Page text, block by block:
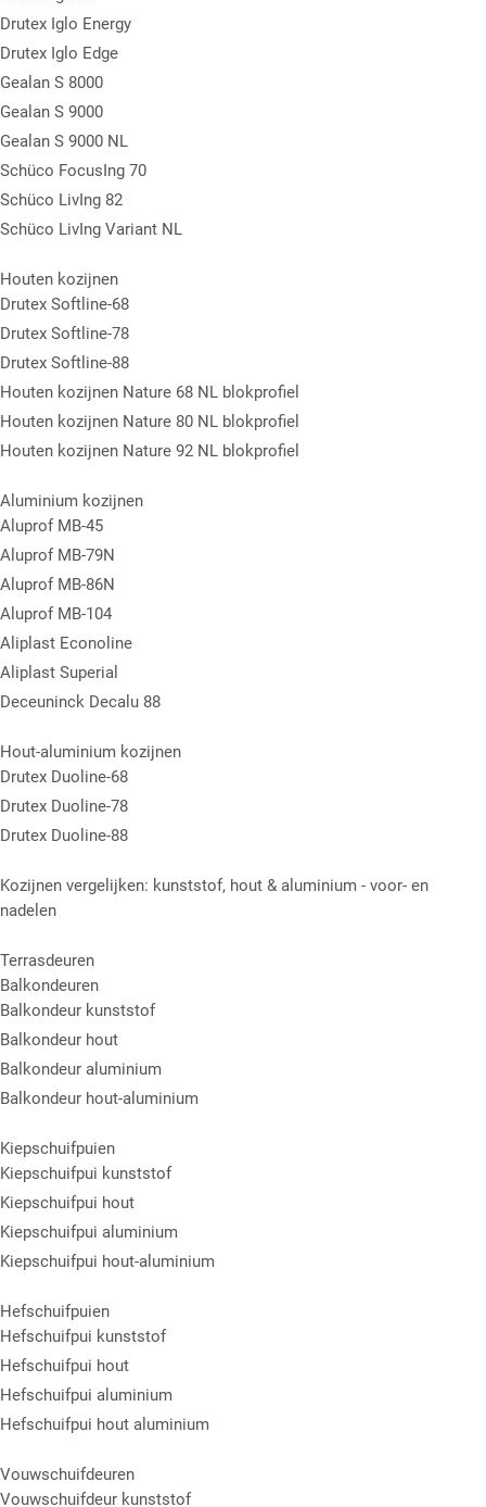
Drutex Iglo Energy
Drutex Iglo Edge
Gealan S 8000
Gealan S 9000
Gealan S 9000 NL
Schüco FocusIng 70
Schüco LivIng 82
Schüco LivIng Variant NL
Houten kozijnen
Drutex Softline-68
Drutex Softline-78
Drutex Softline-88
Houten kozijnen Nature 68 NL blokprofiel
Houten kozijnen Nature 80 NL blokprofiel
Houten kozijnen Nature 92 NL blokprofiel
Aluminium kozijnen
Aluprof MB-45
Aluprof MB-79N
Aluprof MB-86N
Aluprof MB-104
Aliplast Econoline
Aliplast Superial
Deceuninck Decalu 88
Hout-aluminium kozijnen
Drutex Duoline-68
Drutex Duoline-78
Drutex Duoline-88
Kozijnen vergelijken: kunststof, hout & aluminium - voor- en
nadelen
Terrasdeuren
Balkondeuren
Balkondeur kunststof
Balkondeur hout
Balkondeur aluminium
Balkondeur hout-aluminium
Kiepschuifpuien
Kiepschuifpui kunststof
Kiepschuifpui hout
Kiepschuifpui aluminium
Kiepschuifpui hout-aluminium
Hefschuifpuien
Hefschuifpui kunststof
Hefschuifpui hout
Hefschuifpui aluminium
Hefschuifpui hout aluminium
Vouwschuifdeuren
Vouwschuifdeur kunststof